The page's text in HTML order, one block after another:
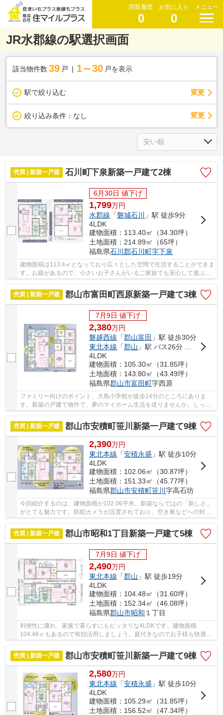
閲覧履歴
0
お気に入り
0
メニュー
JR水郡線の駅選択画面
該当物件数 39 戸 1～30 戸を表示
駅で絞り込む 変更
絞り込み条件： なし 変更
売買 | 新築一戸建 石川町下泉新築一戸建て2棟
6月30日 値下げ
1,799万円
水郡線 「磐城石川
」駅 徒歩9分
4LDK
建物面積：113.40㎡（34.30坪）
土地面積：214.89㎡（65坪）
福島県石川郡石川町字下泉
建物面積は113.4㎡となっており広々とした空間で生活することができま
す。お庭があるので、小さいお子さんがいるご家族でも安心して遊ぶこ
売買 | 新築一戸建
郡山市富田町西原新築一戸建て3棟
7月9日 値下げ
2,380万円
磐越西線 「郡山富田 」駅 徒歩30分
東北本線 「郡山 」駅 バス26分 「下亀田」 停歩7分
4LDK
建物面積：105.30㎡（31.85坪）
土地面積：143.80㎡（43.49坪）
福島県郡山市富田町字西原
ファミリー向けのポイント、大島小学校が徒歩14分のところにありま
す。新築の戸建て物件で、夢のマイホーム生活を送りませんか。しっか
売買 | 新築一戸建
郡山市安積町笹川新築一戸建て9棟
2,390万円
東北本線 「安積永盛 」駅 徒歩10分
4LDK
建物面積：102.06㎡（30.87坪）
土地面積：151.33㎡（45.77坪）
福島県郡山市安積町笹川字高石坊
今回紹介するのは、建物面積が102.06平米。新築ならではの「新しさ」
がとても魅力です。防犯カメラが設置されており、空き巣などへの対策
売買 | 新築一戸建
郡山市昭和1丁目新築一戸建て5棟
7月9日 値下げ
2,490万円
東北本線 「郡山 」駅 徒歩19分
4LDK
建物面積：104.48㎡（31.60坪）
土地面積：152.34㎡（46.08坪）
福島県郡山市昭和 １丁目
利便性に優れ、家族で暮らすにもピッタリな4LDKです。建物面積
104.48㎡もあるので有効活用しましょう。庭付きなのでお子様も快適に
遊べて、楽しい生活ができます。新築ならではの「新...
売買 | 新築一戸建
郡山市安積町笹川新築一戸建て9棟
2,580万円
東北本線 「安積永盛 」駅 徒歩10分
4LDK
建物面積：105.29㎡（31.85坪）
土地面積：156.52㎡（47.34坪）